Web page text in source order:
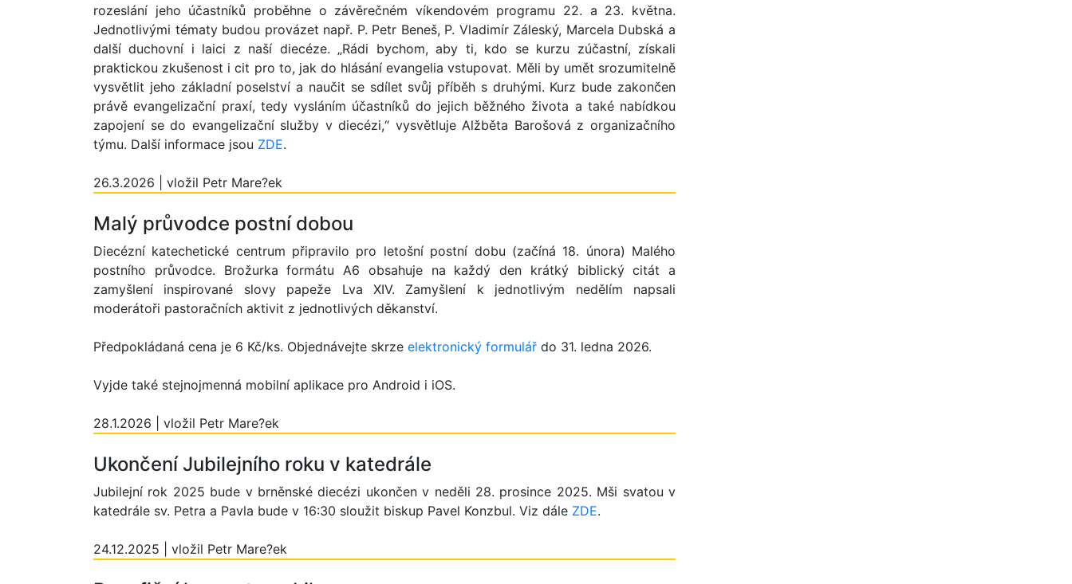
rozeslání jeho účastníků proběhne o závěrečném víkendovém programu 22. a 23. května.
Jednotlivými tématy budou provázet např. P. Petr Beneš, P. Vladimír Záleský, Marcela Dubská a
další duchovní i laici z naší diecéze. „Rádi bychom, aby ti, kdo se kurzu zúčastní, získali
praktickou zkušenost i cit pro to, jak do hlásání evangelia vstupovat. Měli by umět srozumitelně
vysvětlit jeho základní poselství a naučit se sdílet svůj příběh s druhými. Kurz bude zakončen
právě evangelizační praxí, tedy vysláním účastníků do jejich běžného života a také nabídkou
zapojení se do evangelizační služby v diecézi,“ vysvětluje Alžběta Barošová z organizačního
týmu. Další informace jsou ZDE.
26.3.2026 | vložil Petr Mare?ek
Malý průvodce postní dobou
Diecézní katechetické centrum připravilo pro letošní postní dobu (začíná 18. února) Malého
postního průvodce. Brožurka formátu A6 obsahuje na každý den krátký biblický citát a
zamyšlení inspirované slovy papeže Lva XIV. Zamyšlení k jednotlivým nedělím napsali
moderátoři pastoračních aktivit z jednotlivých děkanství.
Předpokládaná cena je 6 Kč/ks. Objednávejte skrze elektronický formulář do 31. ledna 2026.
Vyjde také stejnojmenná mobilní aplikace pro Android i iOS.
28.1.2026 | vložil Petr Mare?ek
Ukončení Jubilejního roku v katedrále
Jubilejní rok 2025 bude v brněnské diecézi ukončen v neděli 28. prosince 2025. Mši svatou v
katedrále sv. Petra a Pavla bude v 16:30 sloužit biskup Pavel Konzbul. Viz dále ZDE.
24.12.2025 | vložil Petr Mare?ek